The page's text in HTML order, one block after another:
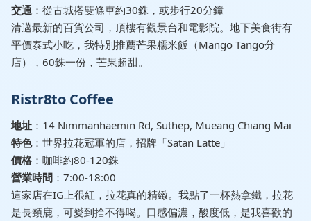
交通 ：從古城搭雙條車約30銖，或步行20分鐘
清邁最新的百貨公司，頂樓有觀景台和電影院。地下美食街有
平價泰式小吃，我特別推薦芒果糯米飯（Mango Tango分
店），60銖一份，芒果超甜。
Ristr8to Coffee
地址 ：14 Nimmanhaemin Rd, Suthep, Mueang Chiang Mai
特色：世界拉花冠軍的店，招牌「Satan Latte」
價格：咖啡約80-120銖
營業時間 ：7:00-18:00
這家店在IG上很紅，拉花真的精緻。我點了一杯熱拿鐵，拉花
是長頸鹿，可愛到捨不得喝。口感偏濃，酸度低，是我喜歡的